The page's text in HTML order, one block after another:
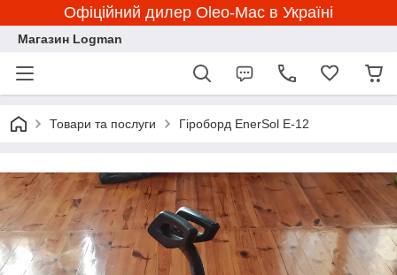
Офіційний дилер Oleo-Mac в Україні
Магазин Logman
Товари та послуги Гіроборд EnerSol E-12